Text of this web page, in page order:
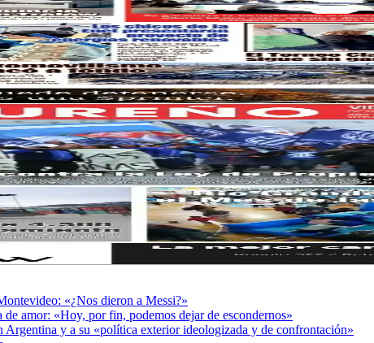
«¿Nos dieron a Messi?»
amor: «Hoy, por fin, podemos dejar de escondernos»
y a su «política exterior ideologizada y de confrontación»